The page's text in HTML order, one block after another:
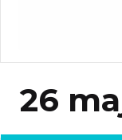
26